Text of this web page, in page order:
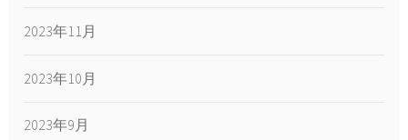
2023年11月
2023年10月
2023年9月